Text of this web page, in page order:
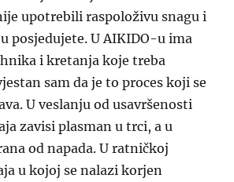
upotrebili raspoloživu snagu i
posjedujete. U AIKIDO-u ima
i kretanja koje treba
sam da je to proces koji se
U veslanju od usavršenosti
zavisi plasman u trci, a u
od napada. U ratničkoj
u kojoj se nalazi korjen